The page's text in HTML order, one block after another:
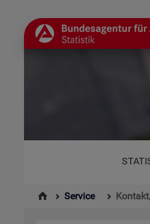
Service